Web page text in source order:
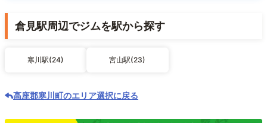
倉見駅周辺でジムを駅から探す
寒川駅(24) 宮山駅(23)
高座郡寒川町のエリア選択に戻る